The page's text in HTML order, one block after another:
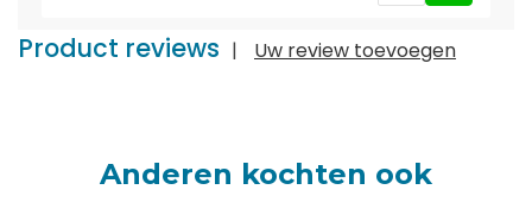
Product reviews | Uw review toevoegen
Anderen kochten ook